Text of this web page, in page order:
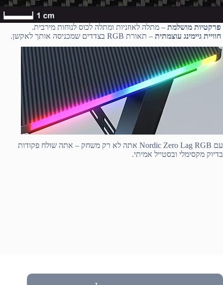
פרקטיות מושלמת – מתלה לאוזניות ומתלה לכוס לנוחות מירבית.
חוויית גיימינג עוצמתית – תאורת RGB בצדדים שמכניסה אותך לאקשן.
עם Nordic Zero Lag RGB אתה לא רק משחק – אתה שולח פקודות
בדיוק מקסימלי ובסטייל אמיתי.